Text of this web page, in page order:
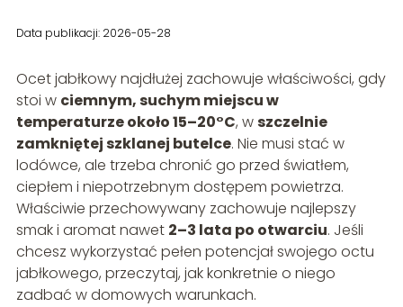
Data publikacji: 2026-05-28
Ocet jabłkowy najdłużej zachowuje właściwości, gdy
stoi w ciemnym, suchym miejscu w
temperaturze około 15–20°C, wszczelnie
zamkniętej szklanej butelce. Nie musi stać w
lodówce, ale trzeba chronić go przed światłem,
ciepłem i niepotrzebnym dostępem powietrza.
Właściwie przechowywany zachowuje najlepszy
smak i aromat nawet 2–3 lata po otwarciu. Jeśli
chcesz wykorzystać pełen potencjał swojego octu
jabłkowego, przeczytaj, jak konkretnie o niego
zadbać w domowych warunkach.